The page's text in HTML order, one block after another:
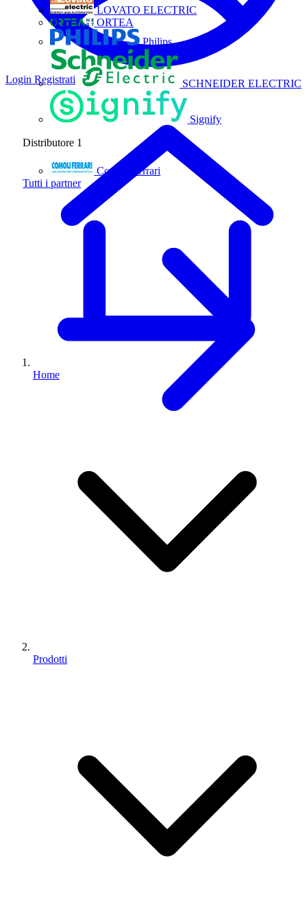
LOVATO ELECTRIC
ORTEA
Philips
SCHNEIDER ELECTRIC
Signify
Distributore 1
Comoli Ferrari
Tutti i partner
Login Registrati
Home
Prodotti